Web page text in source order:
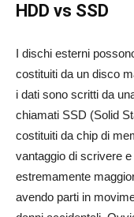
HDD vs SSD
I dischi esterni
costituiti da un disco
i dati sono scritti da
chiamati SSD (Solid
costituiti da chip di
vantaggio di scrivere
estremamente
avendo parti in